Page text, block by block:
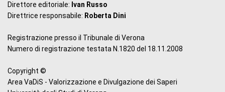
Direttore editoriale: Ivan Russo
Direttrice responsabile: Roberta Dini
Registrazione presso il Tribunale di Verona
Numero di registrazione testata N.1820 del 18.11.2008
Copyright ©
Area VaDiS - Valorizzazione e Divulgazione dei Saperi